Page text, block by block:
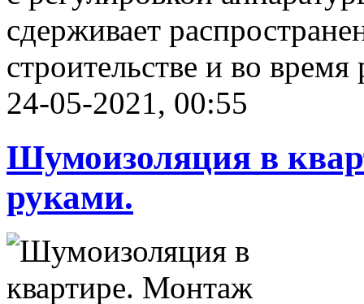
сдерживает
строительстве и во
24-05-2021, 00:55
Шумоизоляция в
руками.